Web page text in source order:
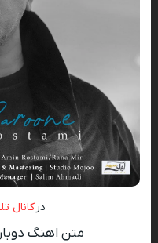
در کانال
متن اهنگ